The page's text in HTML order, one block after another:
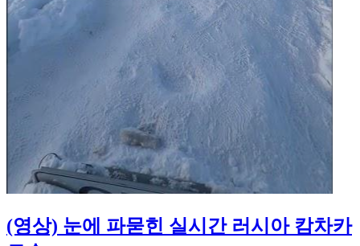
(영상) 눈에 파묻힌 실시간 러시아 캄차카